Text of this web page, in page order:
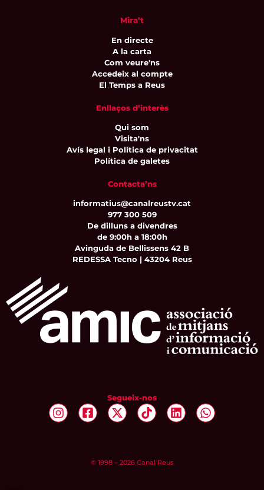
Mira’t
En directe
A la carta
Com veure'ns
Accedeix al compte
El Temps a Reus
Enllaços d’interès
Qui som
Visita'ns
Avís legal i Política de privacitat
Política de galetes
Contacta’ns
informatius@canalreustv.cat
977 300 509
De dilluns a divendres
de 9:00h a 18:00h
Avinguda de Bellissens 42 B
REDESSA Tecno | 43204 Reus
Segueix-nos
© 1998 – 2026 Canal Reus